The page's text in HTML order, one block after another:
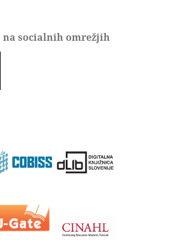
na socialnih omrežjih